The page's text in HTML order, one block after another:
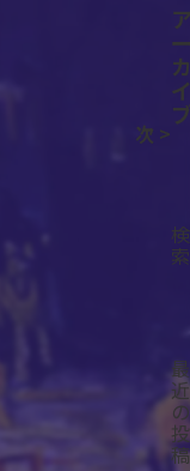
次 >
検
索
最
近
の
投
稿